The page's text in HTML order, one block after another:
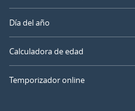
Día del año
Calculadora de edad
Temporizador online